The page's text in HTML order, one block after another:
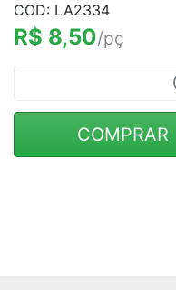
COD: LA2334
R$ 8,50/pç
COMPRAR